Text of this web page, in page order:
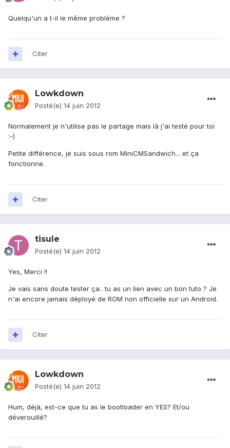
Quelqu'un a t-il le même problème ?
Citer
Lowkdown
Posté(e) 14 juin 2012
Normalement je n'utilise pas le partage mais là j'ai testé pour toi
:-)
Petite différence, je suis sous rom MiniCMSandwich... et ça
fonctionne.
Citer
tisule
Posté(e) 14 juin 2012
Yes, Merci !!
Je vais sans doute tester ça.. tu as un lien avec un bon tuto ? Je
n'ai encore jamais déployé de ROM non officielle sur un Android.
Citer
Lowkdown
Posté(e) 14 juin 2012
Hum, déjà, est-ce que tu as le bootloader en YES? Et/ou
déverouillé?